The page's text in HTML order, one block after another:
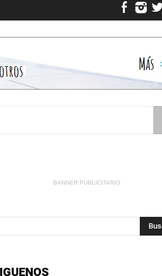
BANNER PUBLICITARIO